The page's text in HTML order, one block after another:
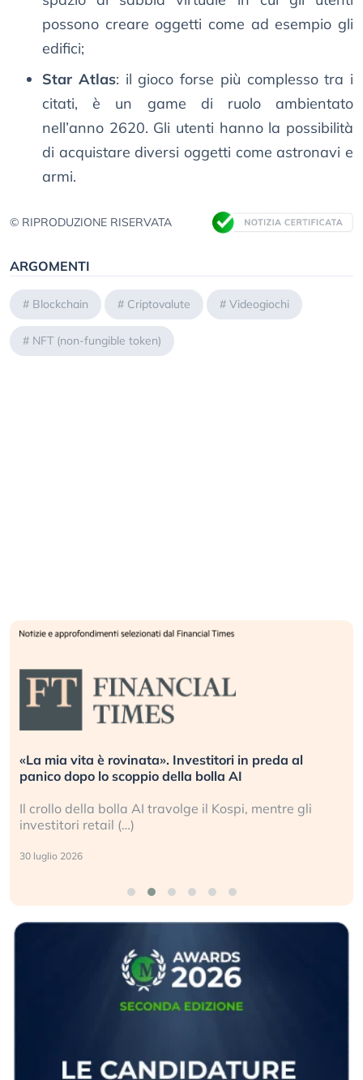
possono creare oggetti come ad esempio gli
edifici;
Star Atlas: il gioco forse più complesso tra i
citati, è un game di ruolo ambientato
nell’anno 2620. Gli utenti hanno la possibilità
di acquistare diversi oggetti come astronavi e
armi.
© RIPRODUZIONE RISERVATA
ARGOMENTI
# Blockchain # Criptovalute # Videogiochi
# NFT (non-fungible token)
«La mia vita è rovinata». Investitori in preda al
panico dopo lo scoppio della bolla AI
Il crollo della bolla AI travolge il Kospi, mentre gli
investitori retail (…)
30 luglio 2026